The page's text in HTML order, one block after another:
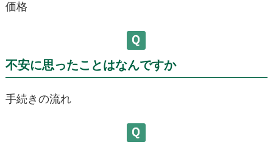
価格
不安に思ったことはなんですか
手続きの流れ